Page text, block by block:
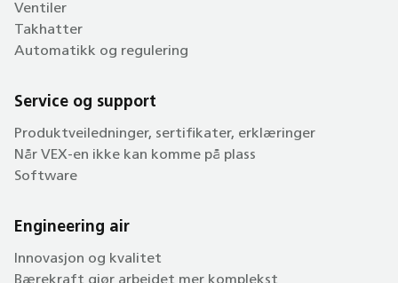
Ventiler
Takhatter
Automatikk og regulering
Service og support
Produktveiledninger, sertifikater, erklæringer
Når VEX-en ikke kan komme på plass
Software
Engineering air
Innovasjon og kvalitet
Bærekraft gjør arbeidet mer komplekst